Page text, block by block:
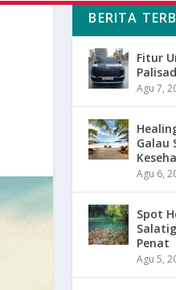
BERITA
Fitur
Agu 7,
Galau
Agu 6,
Spot
Penat
Agu 5,